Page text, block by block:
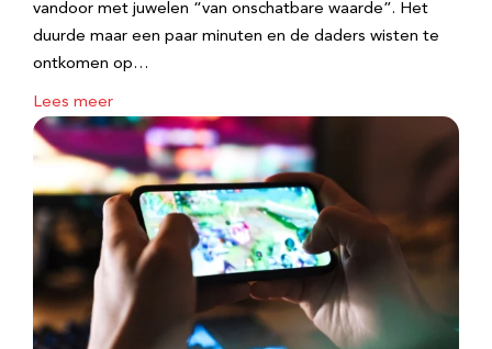
vandoor met juwelen “van onschatbare waarde”. Het
duurde maar een paar minuten en de daders wisten te
ontkomen op…
Lees meer